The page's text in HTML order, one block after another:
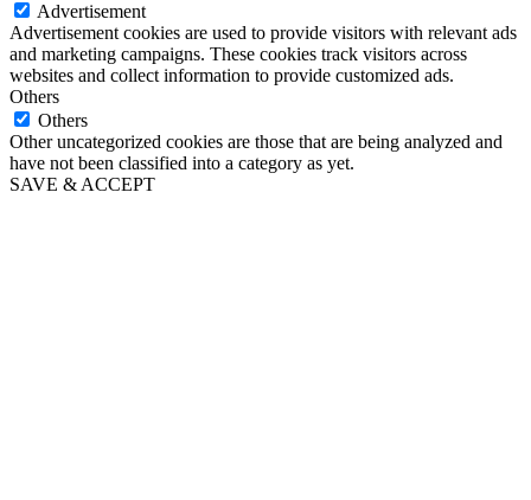
Advertisement
Advertisement cookies are used to provide visitors with relevant ads
and marketing campaigns. These cookies track visitors across
websites and collect information to provide customized ads.
Others
Others
Other uncategorized cookies are those that are being analyzed and
have not been classified into a category as yet.
SAVE & ACCEPT